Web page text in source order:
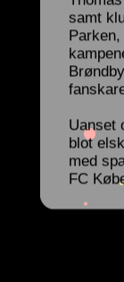
samt
Uanset
blot
med
FC